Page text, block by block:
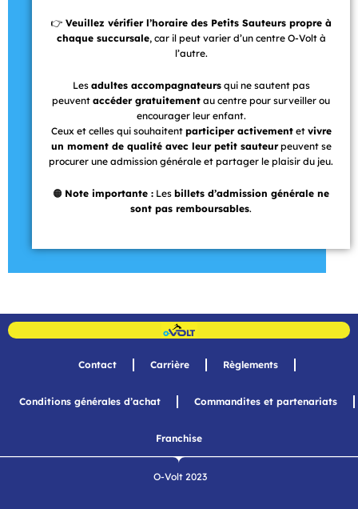
👉 Veuillez vérifier l’horaire des Petits Sauteurs propre à
chaque succursale, car il peut varier d’un centre O-Volt à
l’autre.
Les adultes accompagnateursqui ne sautent pas
peuvent accéder gratuitement au centre pour surveiller ou
encourager leur enfant.
Ceux et celles qui souhaitent participer activementet vivre
un moment de qualité avec leur petit sauteurpeuvent se
procurer une admission générale et partager le plaisir du jeu.
🟠 Note importante : Les billets d’admission générale ne
sont pas remboursables.
Contact Carrière Règlements
Conditions générales d’achat Commandites et partenariats
Franchise
O-Volt 2023